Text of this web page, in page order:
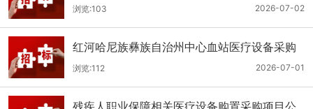
镇中心卫生院县域医疗次中心医疗设备采购项
目的公开招标公告
2026-07-02
浏览:103
红河哈尼族彝族自治州中心血站医疗设备采购
（二次）公开招标公告
2026-07-01
浏览:112
残疾人职业保障相关医疗设备购置采购项目公